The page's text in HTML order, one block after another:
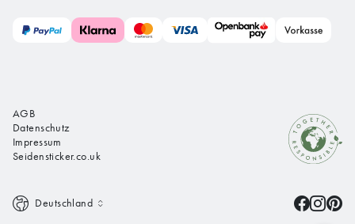
AGB
Datenschutz
Impressum
Seidensticker.co.uk
Deutschland